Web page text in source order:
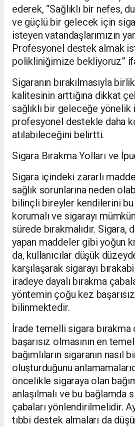
ederek, “Sağlıklı bir nefes,
ve güçlü bir gelecek için
isteyen vatandaşlarımızın
Profesyonel destek almak
polikliniğimize bekliyoruz”
Sigaranın bırakılmasıyla
kalitesinin arttığına dikkat
sağlıklı bir geleceğe yönelik
profesyonel destekle daha
atılabileceğini belirtti.
Sigara Bırakma Yolları ve
Sigara içindeki zararlı
sağlık sorunlarına neden
bilinçli bireyler kendilerini
korumalı ve sigarayı
sürede bırakmalıdır. Sigara,
yapan maddeler gibi yoğun
da, kullanıcılar düşük
karşılaşarak sigarayı
iradeye dayalı bırakma
yöntemin çoğu kez
bilinmektedir.
İrade temelli sigara bırakma
başarısız olmasının en
bağımlıların sigaranın nasıl
oluşturduğunu
öncelikle sigaraya olan
anlaşılmalı ve bu bağlamda
çabaları yönlendirilmelidir.
tıbbi destek almaları da